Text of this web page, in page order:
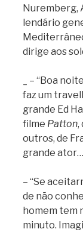
Nuremberg,
lendário
dirige aos
_ – “Boa
faz um
grande Ed
filme Patton,
outros, de
grande
– “Se
de não
homem tem
minuto.